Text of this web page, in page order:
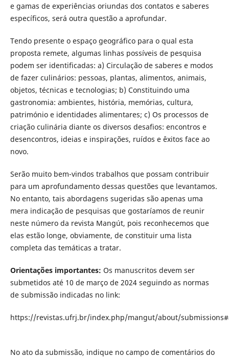
e gamas de experiências oriundas dos contatos e saberes
específicos, será outra questão a aprofundar.
Tendo presente o espaço geográfico para o qual esta
proposta remete, algumas linhas possíveis de pesquisa
podem ser identificadas: a) Circulação de saberes e modos
de fazer culinários: pessoas, plantas, alimentos, animais,
objetos, técnicas e tecnologias; b) Constituindo uma
gastronomia: ambientes, história, memórias, cultura,
património e identidades alimentares; c) Os processos de
criação culinária diante os diversos desafios: encontros e
desencontros, ideias e inspirações, ruídos e êxitos face ao
novo.
Serão muito bem-vindos trabalhos que possam contribuir
para um aprofundamento dessas questões que levantamos.
No entanto, tais abordagens sugeridas são apenas uma
mera indicação de pesquisas que gostaríamos de reunir
neste número da revista Mangút, pois reconhecemos que
elas estão longe, obviamente, de constituir uma lista
completa das temáticas a tratar.
Orientações importantes: Os manuscritos devem ser
submetidos até 10 de março de 2024 seguindo as normas
de submissão indicadas no link:
https://revistas.ufrj.br/index.php/mangut/about/
No ato da submissão, indique no campo de comentários do